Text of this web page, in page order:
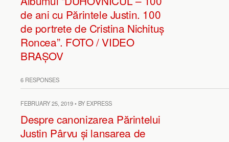
de ani cu Părintele Justin. 100
de portrete de Cristina Nichituș
Roncea”. FOTO / VIDEO
BRAȘOV
6 RESPONSES
FEBRUARY 25, 2019 • BY EXPRESS
Despre canonizarea Părintelui
Justin Pârvu și lansarea de